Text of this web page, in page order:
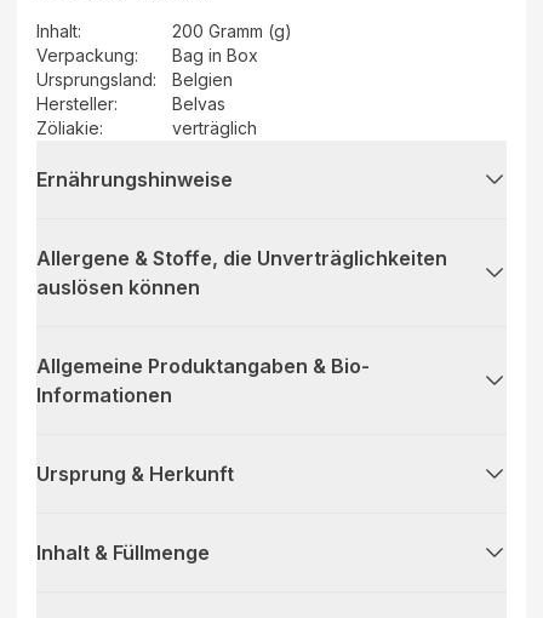
Inhalt:
200 Gramm (g)
Verpackung:
Bag in Box
Ursprungsland:
Belgien
Hersteller:
Belvas
Zöliakie:
verträglich
Ernährungshinweise
Allergene & Stoffe, die Unverträglichkeiten
auslösen können
Allgemeine Produktangaben & Bio-
Informationen
Ursprung & Herkunft
Inhalt & Füllmenge